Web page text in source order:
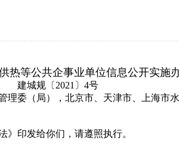
热等公共企事业单位信息公开实施
建城规〔2021〕4号
委（局），北京市、天津市、上海市
印发给你们，请遵照执行。